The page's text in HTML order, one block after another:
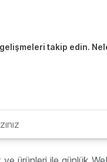
takip edin.